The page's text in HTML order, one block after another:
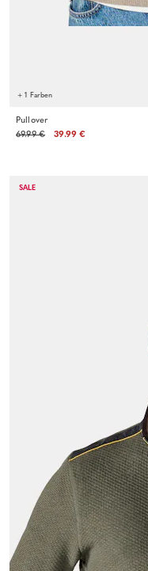
+ 1 Farben
Pullover
69.99 €
39.99 €
SALE